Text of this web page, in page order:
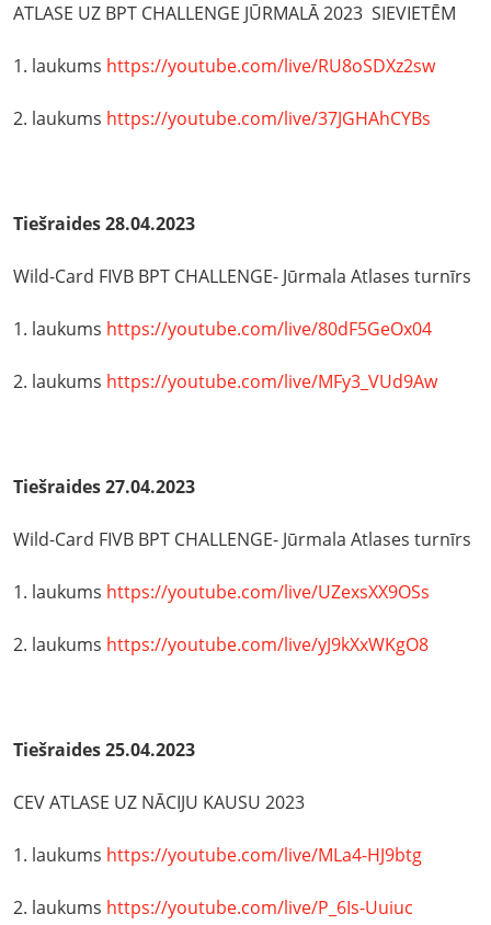
ATLASE UZ BPT CHALLENGE JŪRMALĀ 2023 SIEVIETĒM
1. laukums https://youtube.com/live/RU8oSDXz2sw
2. laukums https://youtube.com/live/37JGHAhCYBs
Tiešraides 28.04.2023
Wild-Card FIVB BPT CHALLENGE- Jūrmala Atlases turnīrs
1. laukums https://youtube.com/live/80dF5GeOx04
2. laukums https://youtube.com/live/MFy3_VUd9Aw
Tiešraides 27.04.2023
Wild-Card FIVB BPT CHALLENGE- Jūrmala Atlases turnīrs
1. laukums https://youtube.com/live/UZexsXX9OSs
2. laukums https://youtube.com/live/yJ9kXxWKgO8
Tiešraides 25.04.2023
CEV ATLASE UZ NĀCIJU KAUSU 2023
1. laukums https://youtube.com/live/MLa4-HJ9btg
2. laukums https://youtube.com/live/P_6Is-Uuiuc